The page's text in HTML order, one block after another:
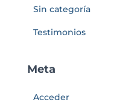
Sin categoría
Testimonios
Meta
Acceder